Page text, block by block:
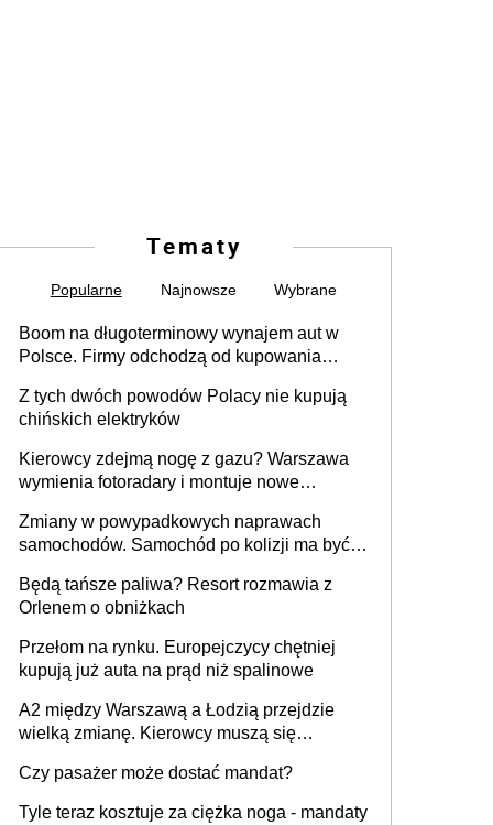
Tematy
Popularne Najnowsze Wybrane
Boom na długoterminowy wynajem aut w
Polsce. Firmy odchodzą od kupowania
Z tych dwóch powodów Polacy nie kupują
chińskich elektryków
Kierowcy zdejmą nogę z gazu? Warszawa
wymienia fotoradary i montuje nowe
Zmiany w powypadkowych naprawach
samochodów. Samochód po kolizji ma być
technologią producenta
Będą tańsze paliwa? Resort rozmawia z
Orlenem o obniżkach
Przełom na rynku. Europejczycy chętniej
kupują już auta na prąd niż spalinowe
A2 między Warszawą a Łodzią przejdzie
wielką zmianę. Kierowcy muszą się
Czy pasażer może dostać mandat?
Tyle teraz kosztuje za ciężka noga - mandaty